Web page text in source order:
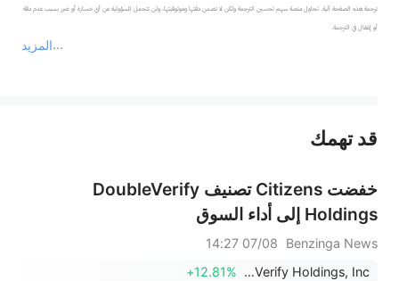
المزيد
ترجمة هذه الصفحة آلية. تحاول منصة سهم تحسين الترجمة ولكن لا تضمن دقتها وموثوقيتها، ولن تتحمل المسؤولية عن أي خسارة أو ضرر بسبب عدم دقة
أو إغفال في الترجمة.
عند الضرورة، يرجى استشارة مستشار استثمار محترف. لا تقدم منصة سهم أي مشورة استثمارية، ولا تقدم أي التزامات أو ضمانات.
قد تهمك
خفضت Citizens تصنيف DoubleVerify
Holdings إلى أداء السوق
Benzinga News
07/08 14:27
DoubleVerify Holdings, Inc.
+12.81%